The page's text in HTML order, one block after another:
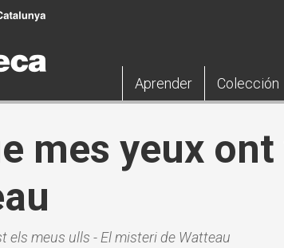
Aprender Colección
mes yeux
els meus ulls - El misteri de Watteau